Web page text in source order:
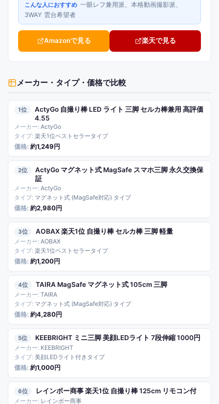
こんな人におすすめ 一眼レフ兼用派、本格動画撮影派、
3WAY 雲台希望者
Amazonで見る 楽天で見る
メーカー・タイプ・価格で比較
1
ActyGo 自撮り棒 LED ライト 三脚 セルカ棒兼用 高評価
4.55
ActyGo
楽天1位ベストセラータイプ
約1,249円
2
ActyGo マグネット式 MagSafe スマホ三脚 永久交換保
証
ActyGo
マグネット式 (MagSafe対応) タイプ
約2,980円
3 AOBAX 楽天1位 自撮り棒 セルカ棒 三脚 軽量
AOBAX
楽天1位ベストセラータイプ
約1,200円
4 TAIRA MagSafe マグネット式 105cm 三脚
TAIRA
マグネット式 (MagSafe対応) タイプ
約4,280円
5 KEEBRIGHT ミニ三脚 美顔LEDライト 7段伸縮 1000円
KEEBRIGHT
美顔LEDライト付きタイプ
約1,000円
6 レインボー商事 楽天1位 自撮り棒 125cm リモコン付
レインボー商事